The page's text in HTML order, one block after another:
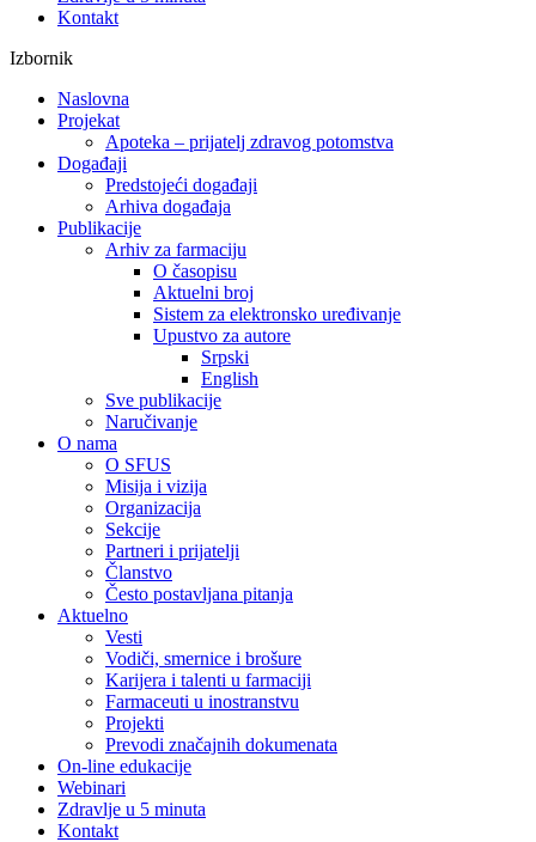
Kontakt
Izbornik
Naslovna
Projekat
Apoteka – prijatelj zdravog potomstva
Događaji
Predstojeći događaji
Arhiva događaja
Publikacije
Arhiv za farmaciju
O časopisu
Aktuelni broj
Sistem za elektronsko uređivanje
Upustvo za autore
Srpski
English
Sve publikacije
Naručivanje
O nama
O SFUS
Misija i vizija
Organizacija
Sekcije
Partneri i prijatelji
Članstvo
Često postavljana pitanja
Aktuelno
Vesti
Vodiči, smernice i brošure
Karijera i talenti u farmaciji
Farmaceuti u inostranstvu
Projekti
Prevodi značajnih dokumenata
On-line edukacije
Webinari
Zdravlje u 5 minuta
Kontakt